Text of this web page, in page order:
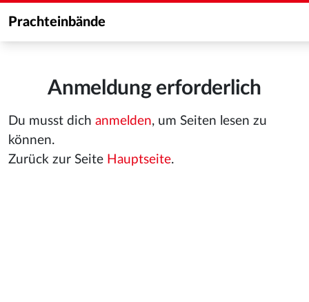
Prachteinbände
Anmeldung erforderlich
Du musst dich anmelden, um Seiten lesen zu
können.
Zurück zur Seite Hauptseite.